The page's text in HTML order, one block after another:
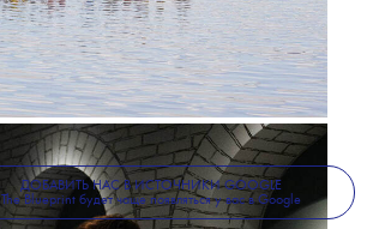
ДОБАВИТЬ НАС В ИСТОЧНИКИ GOOGLE
The Blueprint будет чаще появляться у вас в Google